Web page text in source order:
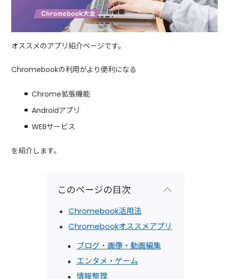
オススメのアプリ紹介ページです。
Chromebookの利用がより便利になる
Chrome拡張機能
Androidアプリ
WEBサービス
を紹介します。
このページの目次
Chromebook活用法
Chromebookオススメアプリ
ブログ・画像・動画編集
エンタメ・ゲーム
情報整理